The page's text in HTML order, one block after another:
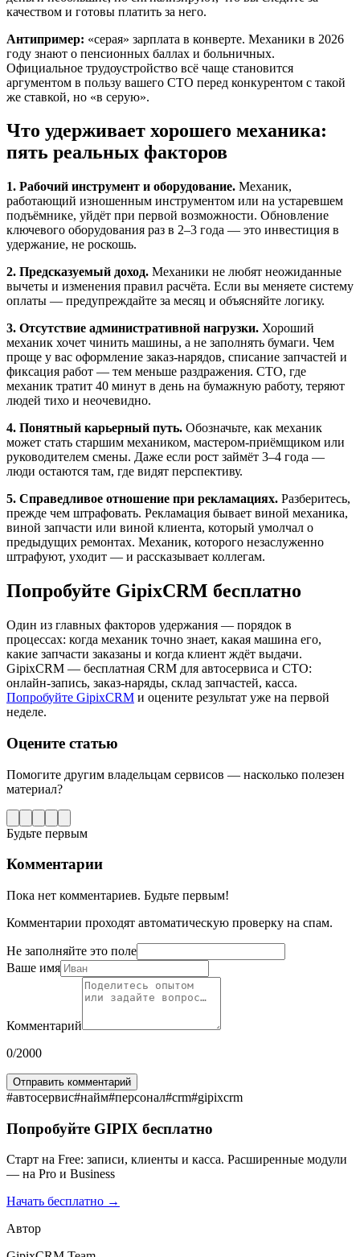
качеством и готовы платить за него.
Антипример: «серая» зарплата в конверте. Механики в 2026
году знают о пенсионных баллах и больничных.
Официальное трудоустройство всё чаще становится
аргументом в пользу вашего СТО перед конкурентом с такой
же ставкой, но «в серую».
Что удерживает хорошего механика:
пять реальных факторов
1. Рабочий инструмент и оборудование. Механик,
работающий изношенным инструментом или на устаревшем
подъёмнике, уйдёт при первой возможности. Обновление
ключевого оборудования раз в 2–3 года — это инвестиция в
удержание, не роскошь.
2. Предсказуемый доход. Механики не любят неожиданные
вычеты и изменения правил расчёта. Если вы меняете систему
оплаты — предупреждайте за месяц и объясняйте логику.
3. Отсутствие административной нагрузки. Хороший
механик хочет чинить машины, а не заполнять бумаги. Чем
проще у вас оформление заказ-нарядов, списание запчастей и
фиксация работ — тем меньше раздражения. СТО, где
механик тратит 40 минут в день на бумажную работу, теряют
людей тихо и неочевидно.
4. Понятный карьерный путь. Обозначьте, как механик
может стать старшим механиком, мастером-приёмщиком или
руководителем смены. Даже если рост займёт 3–4 года —
люди остаются там, где видят перспективу.
5. Справедливое отношение при рекламациях. Разберитесь,
прежде чем штрафовать. Рекламация бывает виной механика,
виной запчасти или виной клиента, который умолчал о
предыдущих ремонтах. Механик, которого незаслуженно
штрафуют, уходит — и рассказывает коллегам.
Попробуйте GipixCRM бесплатно
Один из главных факторов удержания — порядок в
процессах: когда механик точно знает, какая машина его,
какие запчасти заказаны и когда клиент ждёт выдачи.
GipixCRM — бесплатная CRM для автосервиса и СТО:
онлайн-запись, заказ-наряды, склад запчастей, касса.
Попробуйте GipixCRM и оцените результат уже на первой
неделе.
Оцените статью
Помогите другим владельцам сервисов — насколько полезен
материал?
Будьте первым
Комментарии
Пока нет комментариев. Будьте первым!
Комментарии проходят автоматическую проверку на спам.
Не заполняйте это поле
Ваше имя
Комментарий
0/2000
Отправить комментарий
#автосервис#найм#персонал#crm#gipixcrm
Попробуйте GIPIX бесплатно
Старт на Free: записи, клиенты и касса. Расширенные модули
— на Pro и Business
Начать бесплатно →
Автор